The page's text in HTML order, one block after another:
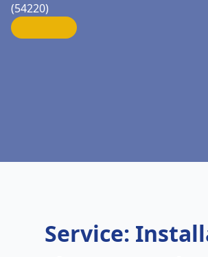
(54220)
Service: